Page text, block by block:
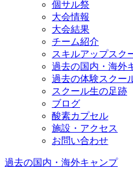
個サル祭
大会情報
大会結果
チーム紹介
スキルアップスク
過去の国内・海外
過去の体験スクー
スクール生の足跡
ブログ
酸素カプセル
施設・アクセス
お問い合わせ
過去の国内・海外キャンプ